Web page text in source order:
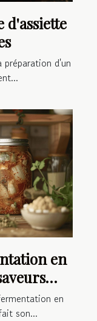
d'assiette
d'un
en
le
en
son...